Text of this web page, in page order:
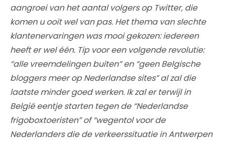
aangroei van het aantal volgers op Twitter, die
komen u ooit wel van pas. Het thema van slechte
klantenervaringen was mooi gekozen: iedereen
heeft er wel één. Tip voor een volgende revolutie:
“alle vreemdelingen buiten” en “geen Belgische
bloggers meer op Nederlandse sites” al zal die
laatste minder goed werken. Ik zal er terwijl in
België eentje starten tegen de “Nederlandse
frigoboxtoeristen” of “wegentol voor de
Nederlanders die de verkeerssituatie in Antwerpen